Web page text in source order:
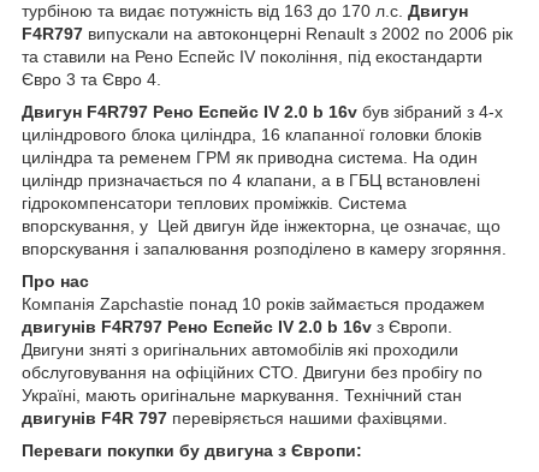
турбіною та видає потужність від 163 до 170 л.с. Двигун
F4R797 випускали на автоконцерні Renault з 2002 по 2006 рік
та ставили на Рено Еспейс IV покоління, під екостандарти
Євро 3 та Євро 4.
Двигун F4R797 Рено Еспейс IV 2.0 b 16v був зібраний з 4-х
циліндрового блока циліндра, 16 клапанної головки блоків
циліндра та ременем ГРМ як приводна система. На один
циліндр призначається по 4 клапани, а в ГБЦ встановлені
гідрокомпенсатори теплових проміжків. Система
впорскування, у Цей двигун йде інжекторна, це означає, що
впорскування і запалювання розподілено в камеру згоряння.
Про нас
Компанія Zapchastie понад 10 років займається продажем
двигунів F4R797 Рено Еспейс IV 2.0 b 16v з Європи.
Двигуни зняті з оригінальних автомобілів які проходили
обслуговування на офіційних СТО. Двигуни без пробігу по
Україні, мають оригінальне маркування. Технічний стан
двигунів F4R 797 перевіряється нашими фахівцями.
Переваги покупки бу двигуна з Європи: